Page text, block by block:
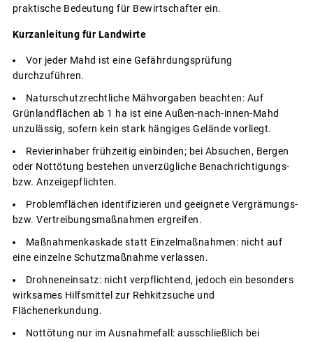
praktische Bedeutung für Bewirtschafter ein.
Kurzanleitung für Landwirte
Vor jeder Mahd ist eine Gefährdungsprüfung
durchzuführen.
Naturschutzrechtliche Mähvorgaben beachten: Auf
Grünlandflächen ab 1 ha ist eine Außen-nach-innen-Mahd
unzulässig, sofern kein stark hängiges Gelände vorliegt.
Revierinhaber frühzeitig einbinden; bei Absuchen, Bergen
oder Nottötung bestehen unverzügliche Benachrichtigungs-
bzw. Anzeigepflichten.
Problemflächen identifizieren und geeignete Vergrämungs-
bzw. Vertreibungsmaßnahmen ergreifen.
Maßnahmenkaskade statt Einzelmaßnahmen: nicht auf
eine einzelne Schutzmaßnahme verlassen.
Drohneneinsatz: nicht verpflichtend, jedoch ein besonders
wirksames Hilfsmittel zur Rehkitzsuche und
Flächenerkundung.
Nottötung nur im Ausnahmefall: ausschließlich bei